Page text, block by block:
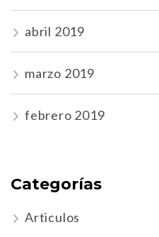
abril 2019
marzo 2019
febrero 2019
Categorías
Articulos